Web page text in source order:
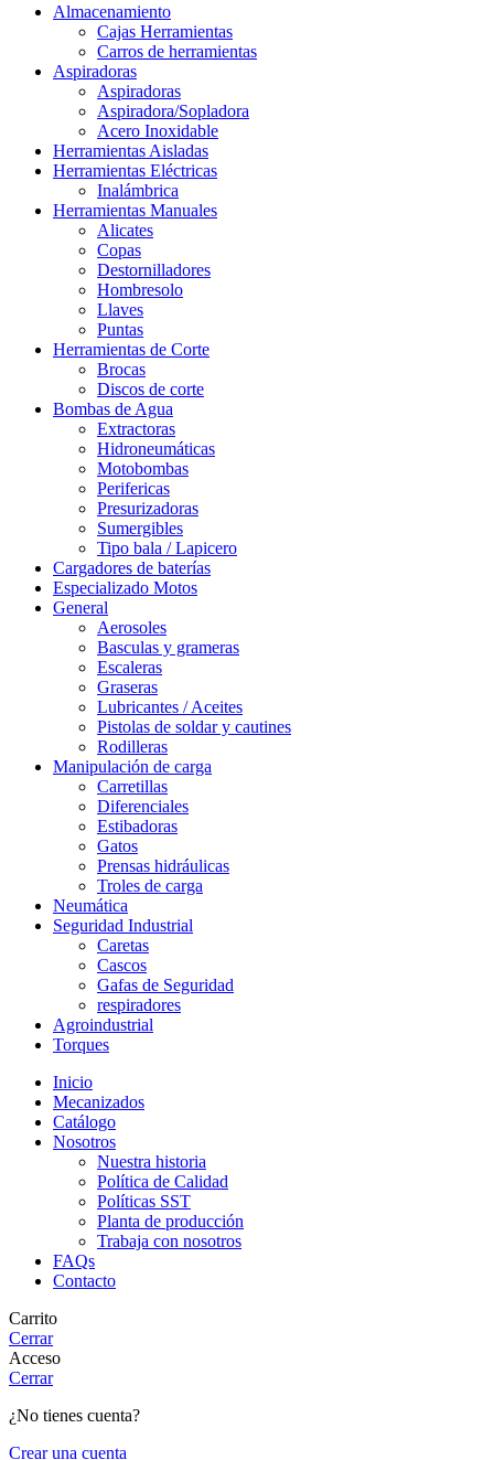
Almacenamiento
Cajas Herramientas
Carros de herramientas
Aspiradoras
Aspiradoras
Aspiradora/Sopladora
Acero Inoxidable
Herramientas Aisladas
Herramientas Eléctricas
Inalámbrica
Herramientas Manuales
Alicates
Copas
Destornilladores
Hombresolo
Llaves
Puntas
Herramientas de Corte
Brocas
Discos de corte
Bombas de Agua
Extractoras
Hidroneumáticas
Motobombas
Perifericas
Presurizadoras
Sumergibles
Tipo bala / Lapicero
Cargadores de baterías
Especializado Motos
General
Aerosoles
Basculas y grameras
Escaleras
Graseras
Lubricantes / Aceites
Pistolas de soldar y cautines
Rodilleras
Manipulación de carga
Carretillas
Diferenciales
Estibadoras
Gatos
Prensas hidráulicas
Troles de carga
Neumática
Seguridad Industrial
Caretas
Cascos
Gafas de Seguridad
respiradores
Agroindustrial
Torques
Inicio
Mecanizados
Catálogo
Nosotros
Nuestra historia
Política de Calidad
Políticas SST
Planta de producción
Trabaja con nosotros
FAQs
Contacto
Carrito
Cerrar
Acceso
Cerrar
¿No tienes cuenta?
Crear una cuenta